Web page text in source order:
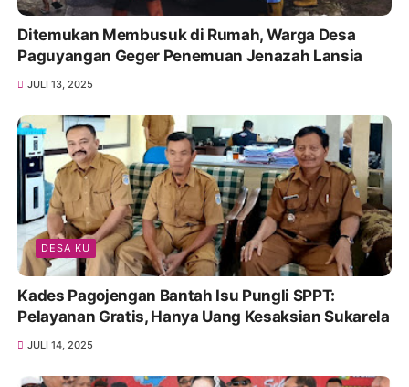
Ditemukan Membusuk di Rumah, Warga Desa
Paguyangan Geger Penemuan Jenazah Lansia
JULI 13, 2025
DESA KU
Kades Pagojengan Bantah Isu Pungli SPPT:
Pelayanan Gratis, Hanya Uang Kesaksian Sukarela
JULI 14, 2025